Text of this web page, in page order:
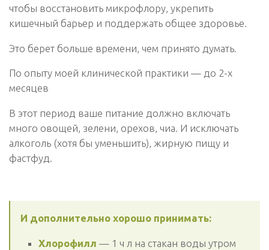
чтобы восстановить микрофлору, укрепить
кишечный барьер и поддержать общее здоровье.
Это берет больше времени, чем принято думать.
По опыту моей клинической практики — до 2-х
месяцев
В этот период ваше питание должно включать
много овощей, зелени, орехов, чиа. И исключать
алкоголь (хотя бы уменьшить), жирную пищу и
фастфуд.
И дополнительно хорошо принимать:
Хлорофилл — 1 ч л на стакан воды утром